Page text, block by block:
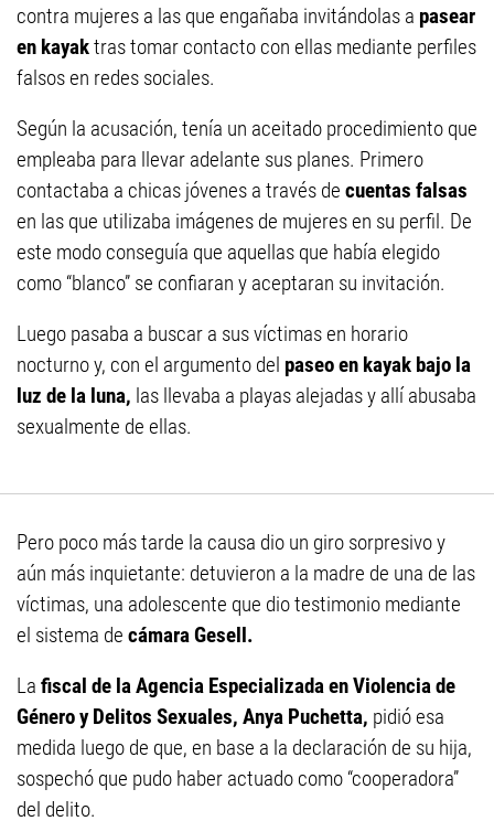
contra mujeres a las que engañaba invitándolas a pasear
en kayaktras tomar contacto con ellas mediante perfiles
falsos en redes sociales.
Según la acusación, tenía un aceitado procedimiento que
empleaba para llevar adelante sus planes. Primero
contactaba a chicas jóvenes a través de cuentas falsas
en las que utilizaba imágenes de mujeres en su perfil. De
este modo conseguía que aquellas que había elegido
como “blanco” se confiaran y aceptaran su invitación.
Luego pasaba a buscar a sus víctimas en horario
nocturno y, con el argumento del paseo en kayak bajo la
luz de la luna, las llevaba a playas alejadas y allí abusaba
sexualmente de ellas.
Pero poco más tarde la causa dio un giro sorpresivo y
aún más inquietante: detuvieron a la madre de una de las
víctimas, una adolescente que dio testimonio mediante
el sistema de cámara Gesell.
La fiscal de la Agencia Especializada en Violencia de
Género y Delitos Sexuales, Anya Puchetta, pidió esa
medida luego de que, en base a la declaración de su hija,
sospechó que pudo haber actuado como “cooperadora”
del delito.